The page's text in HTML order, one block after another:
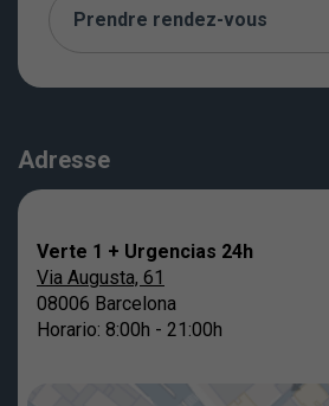
Prendre rendez-vous
Adresse
Verte 1 + Urgencias 24h
Via Augusta, 61
08006 Barcelona
Horario: 8:00h - 21:00h